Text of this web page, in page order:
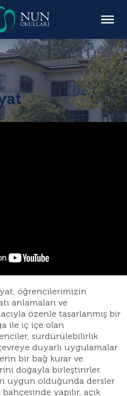
öğrencilerimizin
anlamaları ve
özenle tasarlanmış bir
ile iç içe olan
sürdürülebilirlik
duyarlı uygulamalar
bir bağ kurar ve
doğayla birleştirirler.
uygun olduğunda dersler
yapılır, açık